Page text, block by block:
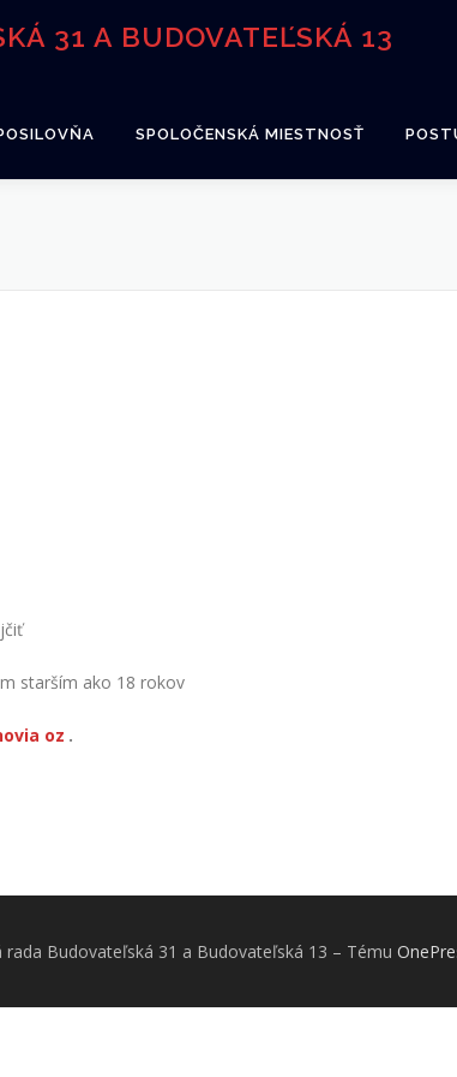
31 A BUDOVATEĽSKÁ 13
SPOLOČENSKÁ MIESTNOSŤ
starším ako 18 rokov
oz .
Budovateľská 31 a Budovateľská 13 – Tému